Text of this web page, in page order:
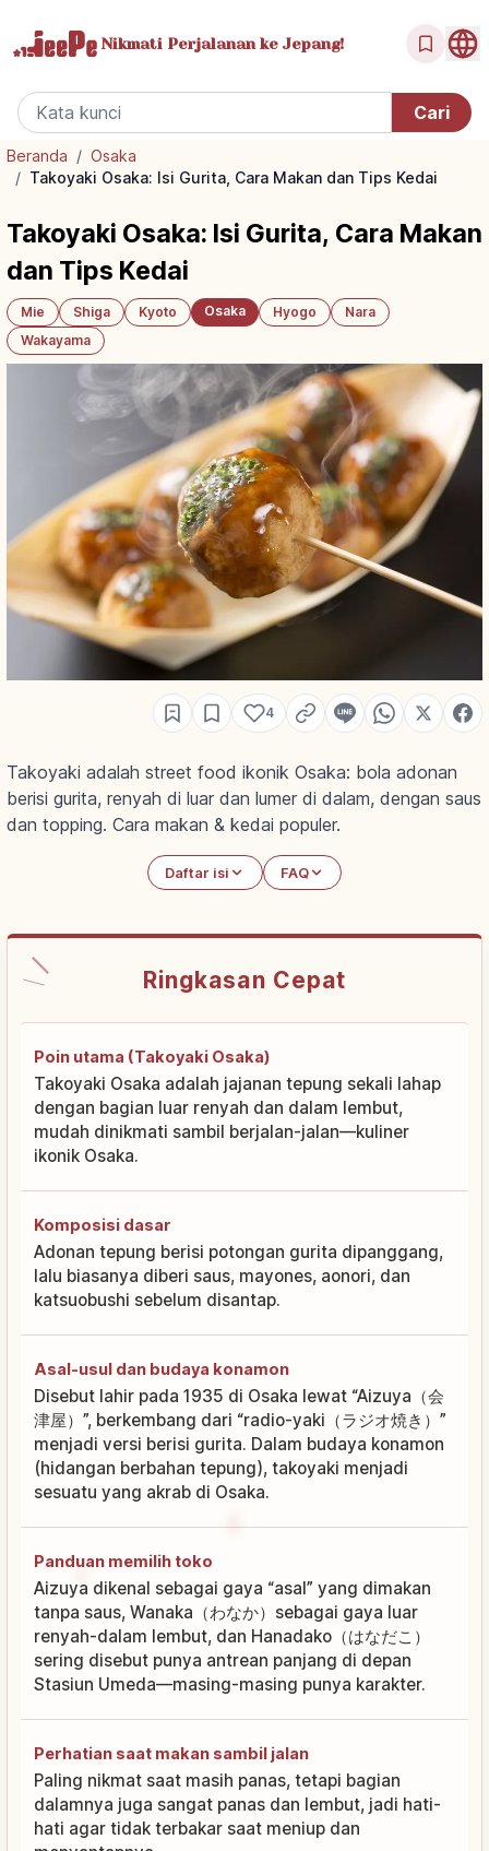
Nikmati Perjalanan ke Jepang!
Beranda / Osaka
/ Takoyaki Osaka: Isi Gurita, Cara Makan dan Tips Kedai
Takoyaki Osaka: Isi Gurita, Cara Makan
dan Tips Kedai
Mie Shiga Kyoto Osaka Hyogo
Nara
Wakayama
4
Takoyaki adalah street food ikonik Osaka: bola adonan
berisi gurita, renyah di luar dan lumer di dalam, dengan saus
dan topping. Cara makan & kedai populer.
Daftar isi FAQ
Ringkasan Cepat
Poin utama (Takoyaki Osaka)
Takoyaki Osaka adalah jajanan tepung sekali lahap
dengan bagian luar renyah dan dalam lembut,
mudah dinikmati sambil berjalan-jalan—kuliner
ikonik Osaka.
Komposisi dasar
Adonan tepung berisi potongan gurita dipanggang,
lalu biasanya diberi saus, mayones, aonori, dan
katsuobushi sebelum disantap.
Asal-usul dan budaya konamon
Disebut lahir pada 1935 di Osaka lewat “Aizuya（会
津屋）”, berkembang dari “radio-yaki（ラジオ焼き）”
menjadi versi berisi gurita. Dalam budaya konamon
(hidangan berbahan tepung), takoyaki menjadi
sesuatu yang akrab di Osaka.
Panduan memilih toko
Aizuya dikenal sebagai gaya “asal” yang dimakan
tanpa saus, Wanaka（わなか）sebagai gaya luar
renyah-dalam lembut, dan Hanadako（はなだこ）
sering disebut punya antrean panjang di depan
Stasiun Umeda—masing-masing punya karakter.
Perhatian saat makan sambil jalan
Paling nikmat saat masih panas, tetapi bagian
dalamnya juga sangat panas dan lembut, jadi hati-
hati agar tidak terbakar saat meniup dan